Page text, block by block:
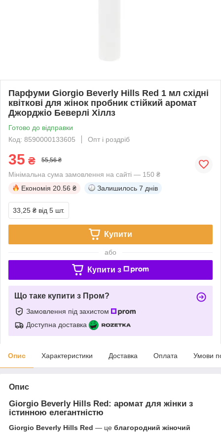
Парфуми Giorgio Beverly Hills Red 1 мл східні
квіткові для жінок пробник стійкий аромат
Джорджіо Беверлі Хіллз
Готово до відправки
Код: 8590000133605
Опт і роздріб
35 ₴ 55,56 ₴
Мінімальна сума замовлення на сайті — 150 ₴
Економія 20.56 ₴ Залишилось 7 днів
33,25 ₴ від 5 шт.
Купити
або
Купити з
Що таке купити з Пром?
Замовлення під захистом
Доступна доставка
Опис Характеристики Доставка Оплата Умови
Опис
Giorgio Beverly Hills Red: аромат для жінки з
істинною елегантністю
Giorgio Beverly Hills Red — це благородний жіночий